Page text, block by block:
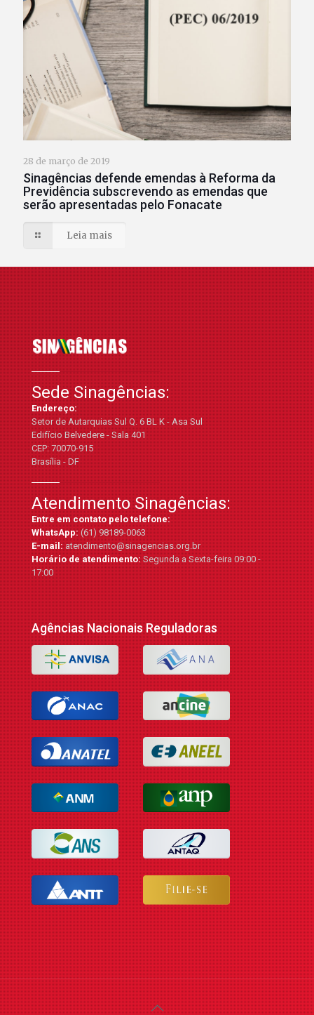
28 de março de 2019
Sinagências defende emendas à Reforma da
Previdência subscrevendo as emendas que
serão apresentadas pelo Fonacate
Leia mais
Sede Sinagências:
Endereço:
Setor de Autarquias Sul Q. 6 BL K - Asa Sul
Edifício Belvedere - Sala 401
CEP: 70070-915
Brasília - DF
Atendimento Sinagências:
Entre em contato pelo telefone:
WhatsApp:(61) 98189-0063
E-mail:atendimento@sinagencias.org.br
Horário de atendimento:Segunda a Sexta-feira 09:00 -
17:00
Agências Nacionais Reguladoras